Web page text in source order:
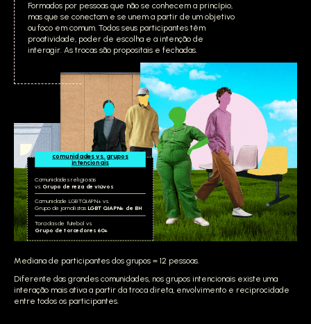
Formados por pessoas que não se conhecem a princípio,
mas que se conectam e se unem a partir de um objetivo
ou foco em comum. Todos seus participantes têm
proatividade, poder de escolha e a intenção de
interagir. As trocas são propositais e fechadas.
Mediana de participantes dos grupos = 12 pessoas.
Diferente das grandes comunidades, nos grupos intencionais existe uma
interação mais ativa a partir da troca direta, envolvimento e reciprocidade
entre todos os participantes.
comunidades vs. grupos
intencionais
Comunidades religiosas
vs. Grupo de reza de viúvos
Comunidade LGBTQIAPN+ vs.
Grupo de jornalistas LGBTQIAPN+ de BH
Torcidas de futebol vs.
Grupo de torcedores 60+